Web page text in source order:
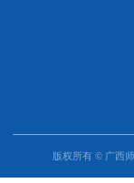
版权所有 © 广西